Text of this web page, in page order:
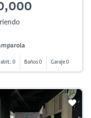
0 Baños 0 Garaje 0